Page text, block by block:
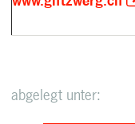
abgelegt unter: